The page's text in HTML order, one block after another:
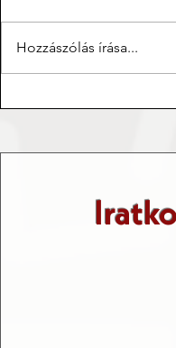
Hozzászólás írása...